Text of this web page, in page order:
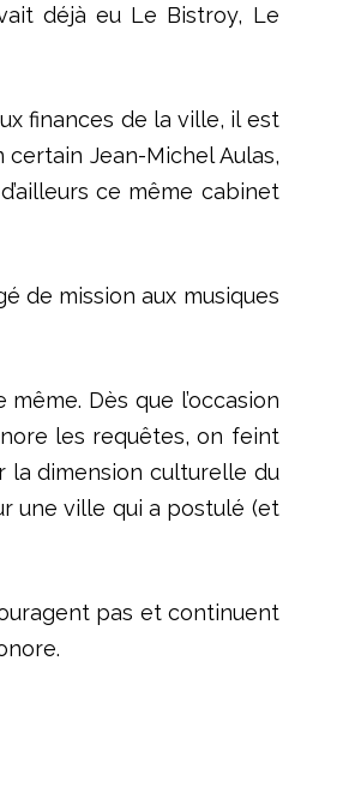
déjà eu Le Bistroy, Le
finances de la ville, il est
Jean-Michel Aulas,
ce même cabinet
de mission aux musiques
Dès que l’occasion
les requêtes, on feint
la dimension culturelle du
une ville qui a postulé (et
pas et continuent